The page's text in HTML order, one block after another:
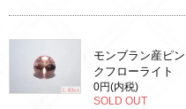
モンブラン産ピン
クフローライト
0円(内税)
SOLD OUT